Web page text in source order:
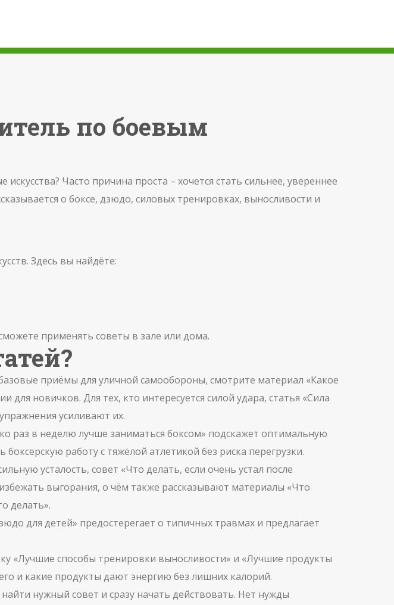
по боевым
Часто причина проста – хочется стать сильнее, увереннее
о боксе, дзюдо, силовых тренировках, выносливости и
Здесь вы найдёте:
применять советы в зале или дома.
приёмы для уличной самообороны, смотрите материал «Какое
новичков. Для тех, кто интересуется силой удара, статья «Сила
усиливают их.
раз в неделю лучше заниматься боксом» подскажет оптимальную
работу с тяжёлой атлетикой без риска перегрузки.
усталость, совет «Что делать, если очень устал после
выгорания, о чём также рассказывают материалы «Что
делать».
для детей» предостерегает о типичных травмах и предлагает
«Лучшие способы тренировки выносливости» и «Лучшие продукты
и какие продукты дают энергию без лишних калорий.
нужный совет и сразу начать действовать. Нет нужды